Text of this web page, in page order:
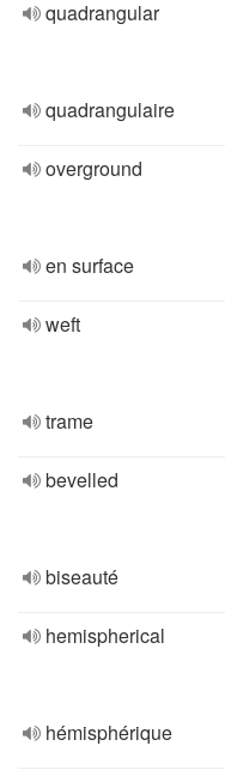
quadrangular
quadrangulaire
overground
en surface
weft
trame
bevelled
biseauté
hemispherical
hémisphérique